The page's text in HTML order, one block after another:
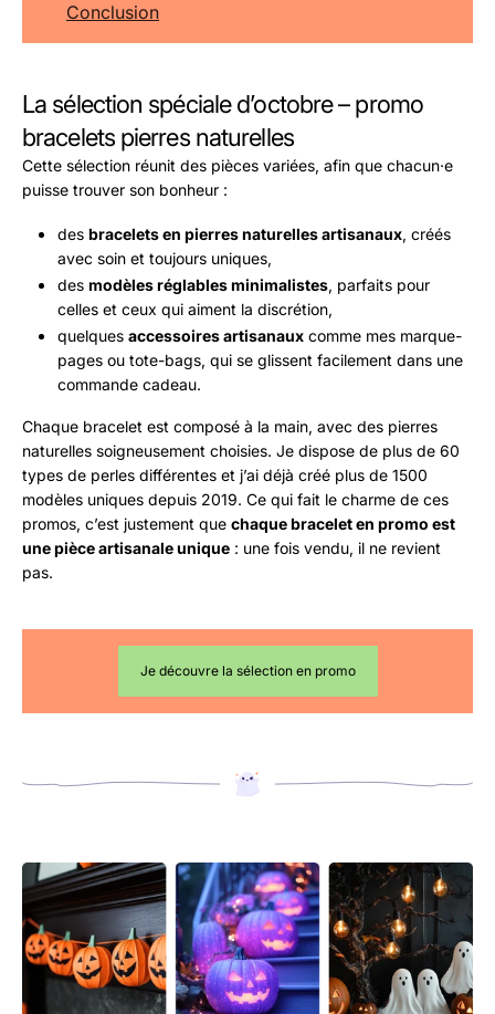
Conclusion
La sélection spéciale d’octobre – promo
bracelets pierres naturelles
Cette sélection réunit des pièces variées, afin que chacun·e
puisse trouver son bonheur :
des bracelets en pierres naturelles artisanaux, créés
avec soin et toujours uniques,
des modèles réglables minimalistes, parfaits pour
celles et ceux qui aiment la discrétion,
quelques accessoires artisanaux comme mes marque-
pages ou tote-bags, qui se glissent facilement dans une
commande cadeau.
Chaque bracelet est composé à la main, avec des pierres
naturelles soigneusement choisies. Je dispose de plus de 60
types de perles différentes et j’ai déjà créé plus de 1500
modèles uniques depuis 2019. Ce qui fait le charme de ces
promos, c’est justement que chaque bracelet en promo est
une pièce artisanale unique : une fois vendu, il ne revient
pas.
Je découvre la sélection en promo